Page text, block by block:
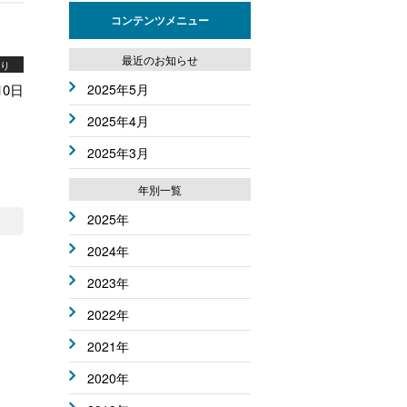
日
コンテンツメニュー
最近のお知らせ
2025年5月
2025年4月
2025年3月
年別一覧
2025年
2024年
2023年
2022年
2021年
2020年